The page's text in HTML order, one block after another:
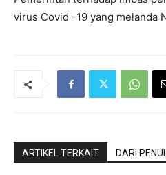
virus Covid -19 yang melanda
ARTIKEL TERKAIT DARI